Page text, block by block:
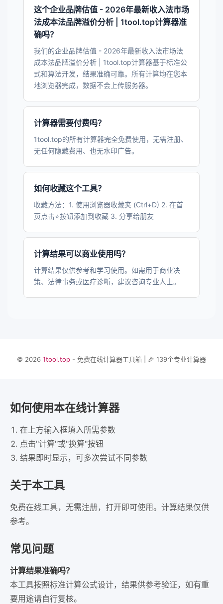
这个企业品牌估值 - 2026年最新收入法市场
法成本法品牌溢价分析 | 1tool.top计算器准
确吗？
我们的企业品牌估值 - 2026年最新收入法市场法
成本法品牌溢价分析 | 1tool.top计算器基于标准公
式和算法开发，结果准确可靠。所有计算均在您本
地浏览器完成，数据不会上传服务器。
计算器需要付费吗？
1tool.top的所有计算器完全免费使用，无需注册、
无任何隐藏费用、也无水印广告。
如何收藏这个工具？
收藏方法：1. 使用浏览器收藏夹 (Ctrl+D) 2. 在首
页点击⭐按钮添加到收藏 3. 分享给朋友
计算结果可以商业使用吗？
计算结果仅供参考和学习使用。如需用于商业决
策、法律事务或医疗诊断，建议咨询专业人士。
© 2026 1tool.top - 免费在线计算器工具箱 | 🎉 139个专业计算器
如何使用本在线计算器
在上方输入框填入所需参数
点击"计算"或"换算"按钮
结果即时显示，可多次尝试不同参数
关于本工具
免费在线工具，无需注册，打开即可使用。计算结果仅供
参考。
常见问题
计算结果准确吗？
本工具按照标准计算公式设计，结果供参考验证，如有重
要用途请自行复核。